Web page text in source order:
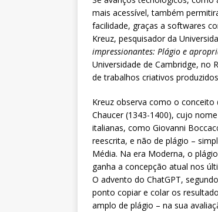
mais acessível, também
facilidade, graças a softwares
Kreuz, pesquisador da
impressionantes: Plágio e
Universidade de Cambridge, no
de trabalhos criativos
Kreuz observa como o
Chaucer (1343-1400), cujo
italianas, como Giovanni
reescrita, e não de plágio –
Média. Na era Moderna, o
ganha a concepção atual nos
O advento do ChatGPT,
ponto copiar e colar os
amplo de plágio – na sua